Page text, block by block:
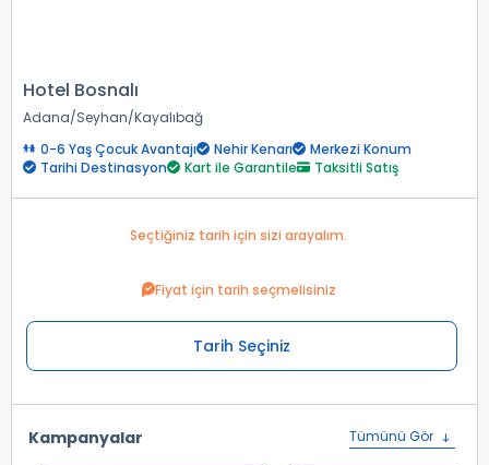
Hotel Bosnalı
Adana Seyhan Kayalıbağ
0-6 Yaş Çocuk Avantajı
Nehir Kenarı
Merkezi Konum
Tarihi Destinasyon
Kart ile Garantile Taksitli Satış
Seçtiğiniz tarih için sizi arayalım.
Fiyat için tarih seçmelisiniz
Tarih Seçiniz
Kampanyalar Tümünü Gör